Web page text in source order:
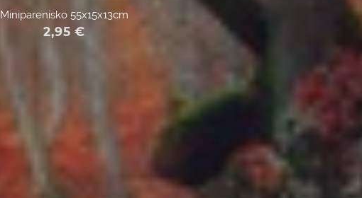
Miniparenisko 55x15x13cm
2,95 €